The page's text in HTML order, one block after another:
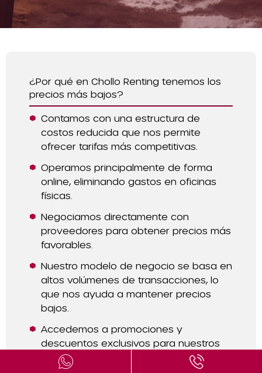
¿Por qué en Chollo Renting tenemos los
precios más bajos?
Contamos con una estructura de
costos reducida que nos permite
ofrecer tarifas más competitivas.
Operamos principalmente de forma
online, eliminando gastos en oficinas
físicas.
Negociamos directamente con
proveedores para obtener precios más
favorables.
Nuestro modelo de negocio se basa en
altos volúmenes de transacciones, lo
que nos ayuda a mantener precios
bajos.
Accedemos a promociones y
descuentos exclusivos para nuestros
clientes.